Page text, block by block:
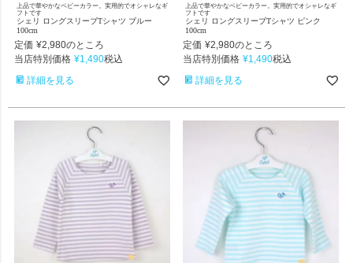
上品で華やかなベビーカラー。実用的でオシャレなギ
フトです
シェリ ロングスリーブTシャツ ブルー
100cm
定価 ¥2,980のところ
当店特別価格 ¥1,490税込
詳細を見る
上品で華やかなベビーカラー。実用的でオシャレなギ
フトです
シェリ ロングスリーブTシャツ ピンク
100cm
定価 ¥2,980のところ
当店特別価格 ¥1,490税込
詳細を見る